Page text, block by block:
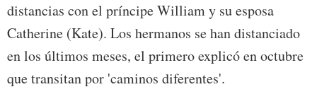
distancias con el príncipe William y su esposa
Catherine (Kate). Los hermanos se han distanciado
en los últimos meses, el primero explicó en octubre
que transitan por 'caminos diferentes'.